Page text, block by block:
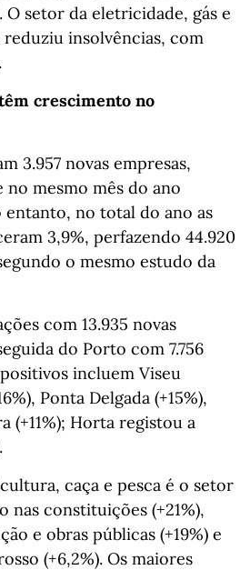
O setor da eletricidade, gás e
reduziu insolvências, com
crescimento no
3.957 novas empresas,
no mesmo mês do ano
entanto, no total do ano as
3,9%, perfazendo 44.920
o mesmo estudo da
com 13.935 novas
do Porto com 7.756
incluem Viseu
Ponta Delgada (+15%),
(+11%); Horta registou a
caça e pesca é o setor
nas constituições (+21%),
e obras públicas (+19%) e
(+6,2%). Os maiores